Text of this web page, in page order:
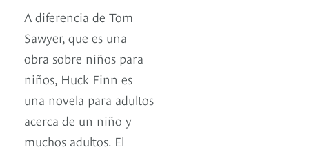
A diferencia de Tom
Sawyer, que es una
obra sobre niños para
niños, Huck Finn es
una novela para adultos
acerca de un niño y
muchos adultos. El